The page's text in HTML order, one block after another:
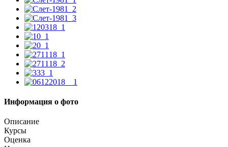
Информация о фото
Описание
Курсы
Оценка